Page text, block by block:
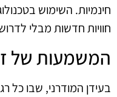
חינמיות. השימוש
חוויות חדשות מבלי
המשמעות של
בעידן המודרני, שבו כל